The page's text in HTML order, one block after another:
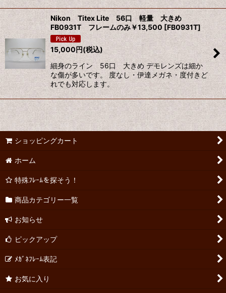
Nikon Titex Lite 56口 軽量 大きめ
FB0931T フレームのみ￥13,500 [FB0931T]
15,000円(税込)
細身のライン 56口 大きめ デモレンズは細か
な傷が多いです。 度なし・伊達メガネ・度付きど
れでも対応します。
ショッピングカート
ホーム
特殊ﾌﾚｰﾑを探そう！
商品カテゴリー一覧
お知らせ
ピックアップ
ﾒｶﾞﾈﾌﾚｰﾑ表記
お気に入り